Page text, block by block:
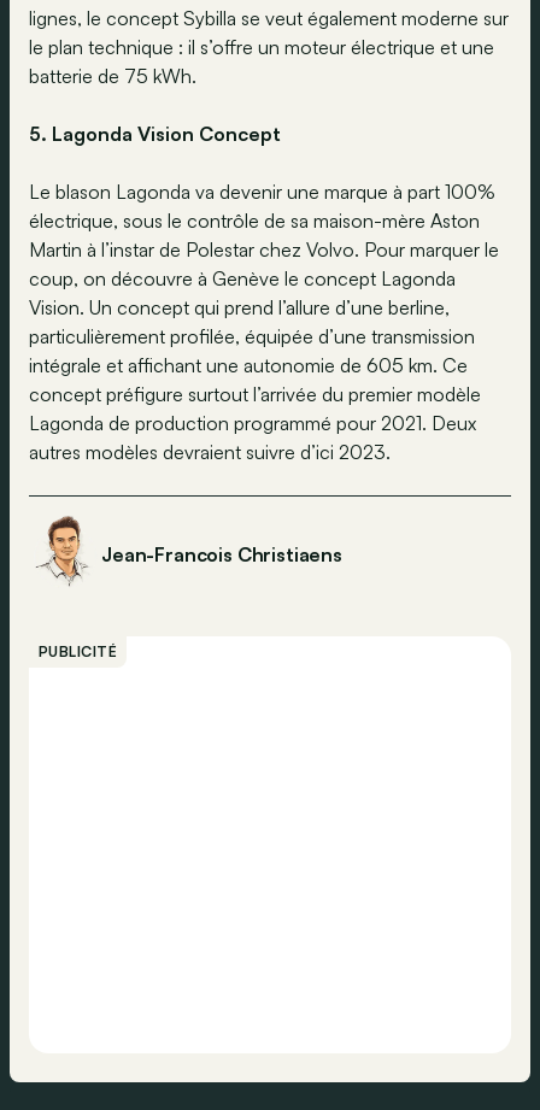
lignes, le concept Sybilla se veut également moderne sur
le plan technique : il s’offre un moteur électrique et une
batterie de 75 kWh.
5. Lagonda Vision Concept
Le blason Lagonda va devenir une marque à part 100%
électrique, sous le contrôle de sa maison-mère Aston
Martin à l’instar de Polestar chez Volvo. Pour marquer le
coup, on découvre à Genève le concept Lagonda
Vision. Un concept qui prend l’allure d’une berline,
particulièrement profilée, équipée d’une transmission
intégrale et affichant une autonomie de 605 km. Ce
concept préfigure surtout l’arrivée du premier modèle
Lagonda de production programmé pour 2021. Deux
autres modèles devraient suivre d’ici 2023.
Jean-Francois Christiaens
PUBLICITÉ